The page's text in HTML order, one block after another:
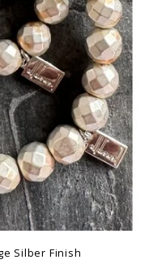
Silber Finish